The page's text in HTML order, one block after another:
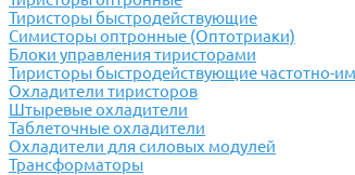
Тиристоры быстродействующие
Симисторы оптронные (Оптотриаки)
Блоки управления тиристорами
Тиристоры быстродействующие частотно-
Охладители тиристоров
Штыревые охладители
Таблеточные охладители
Охладители для силовых модулей
Трансформаторы